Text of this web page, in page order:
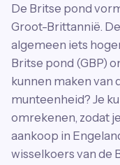
De Britse pond
Groot-Brittannië.
algemeen iets
Britse pond (GBP)
kunnen maken van
munteenheid? Je
omrekenen, zodat
aankoop in
wisselkoers van de